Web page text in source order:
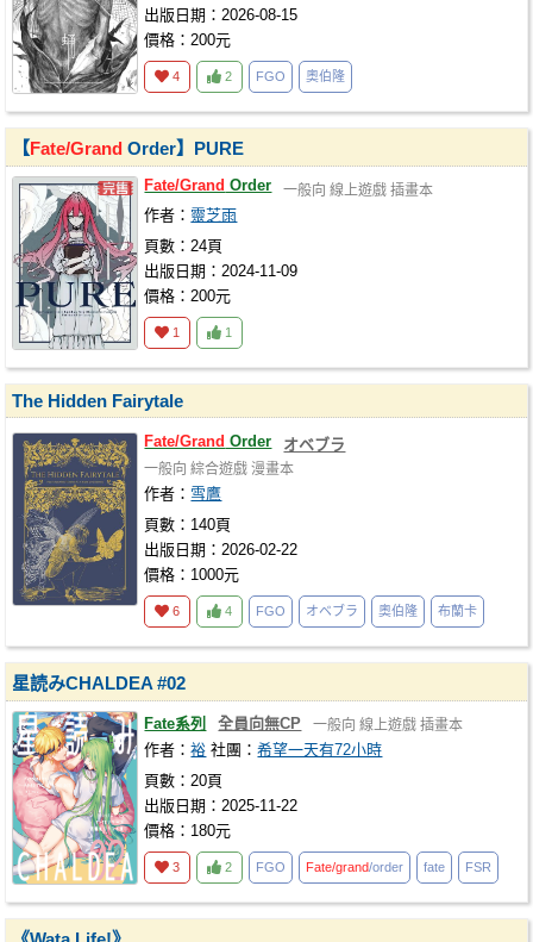
出版日期：2026-08-15
價格：200元
4 2 FGO 奧伯隆
【Fate/Grand Order】PURE
Fate/Grand Order 一般向 線上遊戲 插畫本
作者： 靈芝雨
頁數：24頁
出版日期：2024-11-09
價格：200元
1 1
The Hidden Fairytale
Fate/Grand Order オベブラ
一般向 綜合遊戲 漫畫本
作者： 雪鷹
頁數：140頁
出版日期：2026-02-22
價格：1000元
6 4 FGO オベブラ 奧伯隆 布蘭卡
星読みCHALDEA #02
Fate系列 全員向無CP 一般向 線上遊戲 插畫本
作者：裕 社團：希望一天有72小時
頁數：20頁
出版日期：2025-11-22
價格：180元
3 2 FGO Fate/grand/order fate FSR